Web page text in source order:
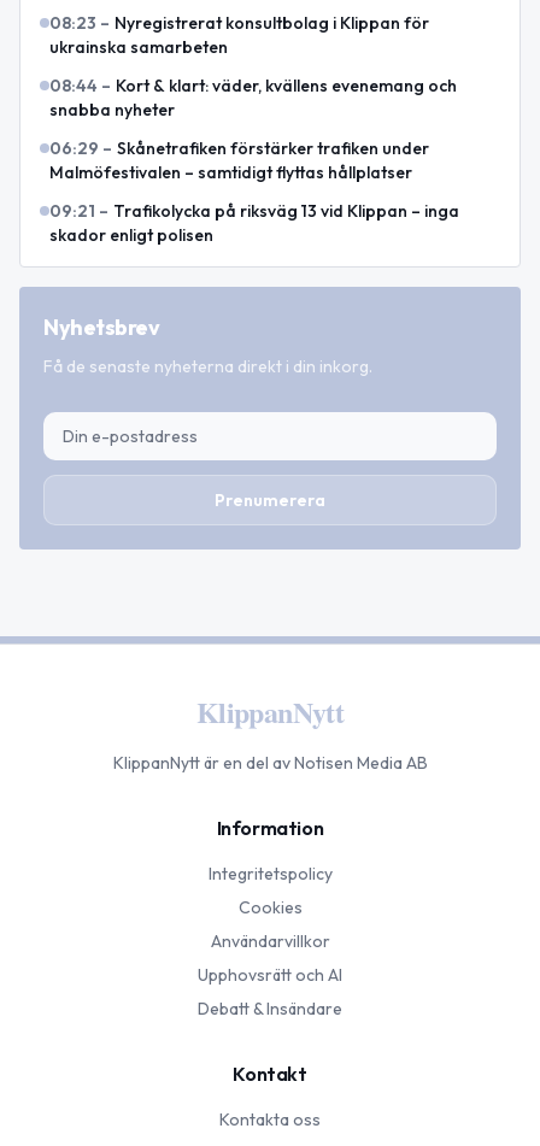
08:23 – Nyregistrerat konsultbolag i Klippan för
ukrainska samarbeten
08:44 – Kort & klart: väder, kvällens evenemang och
snabba nyheter
06:29 – Skånetrafiken förstärker trafiken under
Malmöfestivalen – samtidigt flyttas hållplatser
09:21 – Trafikolycka på riksväg 13 vid Klippan – inga
skador enligt polisen
Nyhetsbrev
Få de senaste nyheterna direkt i din inkorg.
Prenumerera
KlippanNytt
KlippanNyttär en del av Notisen Media AB
Information
Integritetspolicy
Cookies
Användarvillkor
Upphovsrätt och AI
Debatt & Insändare
Kontakt
Kontakta oss